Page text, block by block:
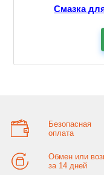
Смазка
Безопасная
оплата
Обмен или
за 14 дней